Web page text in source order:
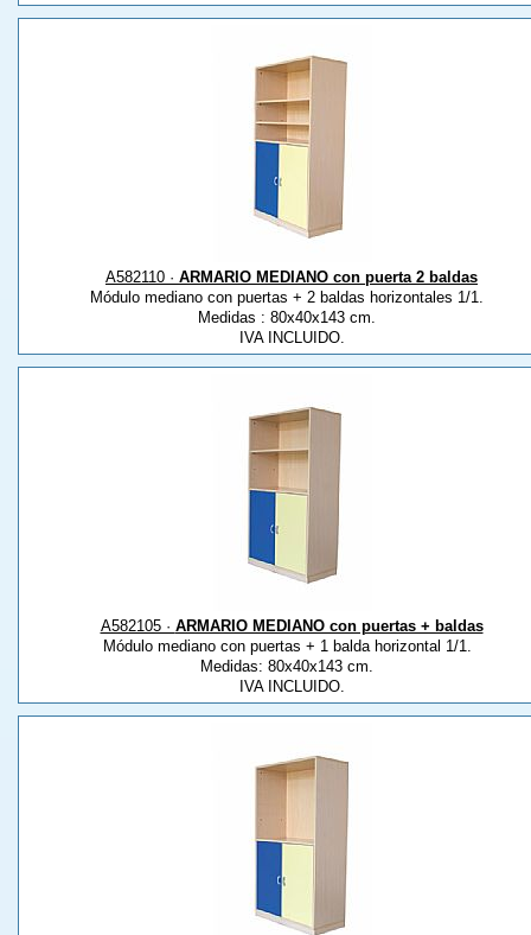
A582110 · ARMARIO MEDIANO con puerta 2 baldas
Módulo mediano con puertas + 2 baldas horizontales 1/1.
Medidas : 80x40x143 cm.
IVA INCLUIDO.
A582105 · ARMARIO MEDIANO con puertas + baldas
Módulo mediano con puertas + 1 balda horizontal 1/1.
Medidas: 80x40x143 cm.
IVA INCLUIDO.